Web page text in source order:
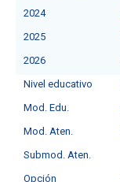
2024
2025
2026
Nivel educativo
Mod. Edu.
Mod. Aten.
Submod. Aten.
Opción